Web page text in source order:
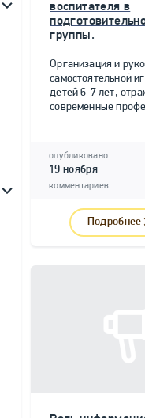
воспитателя в
группы.
Организация и
самостоятельной
детей 6-7 лет,
современные
опубликовано
19 ноября
комментариев
Подробнее